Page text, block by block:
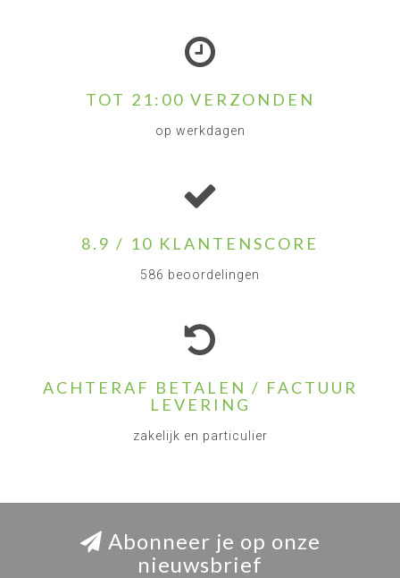
TOT 21:00 VERZONDEN
op werkdagen
8.9 / 10 KLANTENSCORE
586 beoordelingen
ACHTERAF BETALEN / FACTUUR
LEVERING
zakelijk en particulier
Abonneer je op onze
nieuwsbrief